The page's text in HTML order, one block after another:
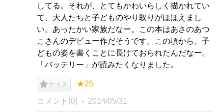
してる。それが、とてもかわいらしく描かれてい
て、大人たちと子どものやり取りがほほえまし
い。あったかい家族だなー。この本はあさのあつ
こさんのデビュー作だそうです。この頃から、子
どもの姿を書くことに長けておられたんだなー。
「バッテリー」が読みたくなりました。
ナイス ★25
コメント(0) 2014/05/31